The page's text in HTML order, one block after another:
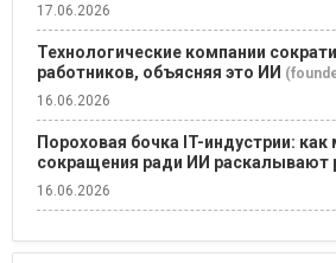
17.06.2026
Технологические компании
работников, объясняя это ИИ
16.06.2026
Пороховая бочка IT-индустрии:
сокращения ради ИИ раскалывают
16.06.2026